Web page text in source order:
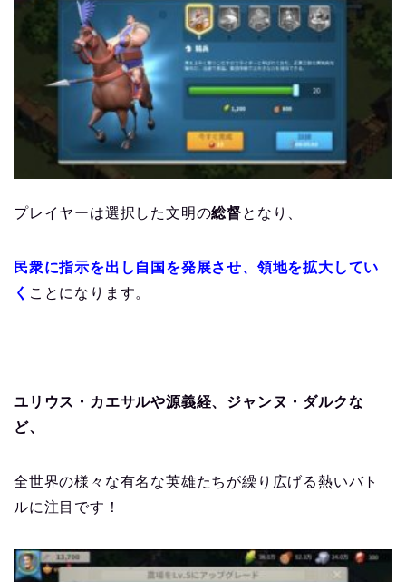
プレイヤーは選択した文明の総督となり、
民衆に指示を出し自国を発展させ、領地を拡大してい
く ことになります。
ユリウス・カエサルや源義経、ジャンヌ・ダルクな
ど、
全世界の様々な有名な英雄たちが繰り広げる熱いバト
ルに注目です！